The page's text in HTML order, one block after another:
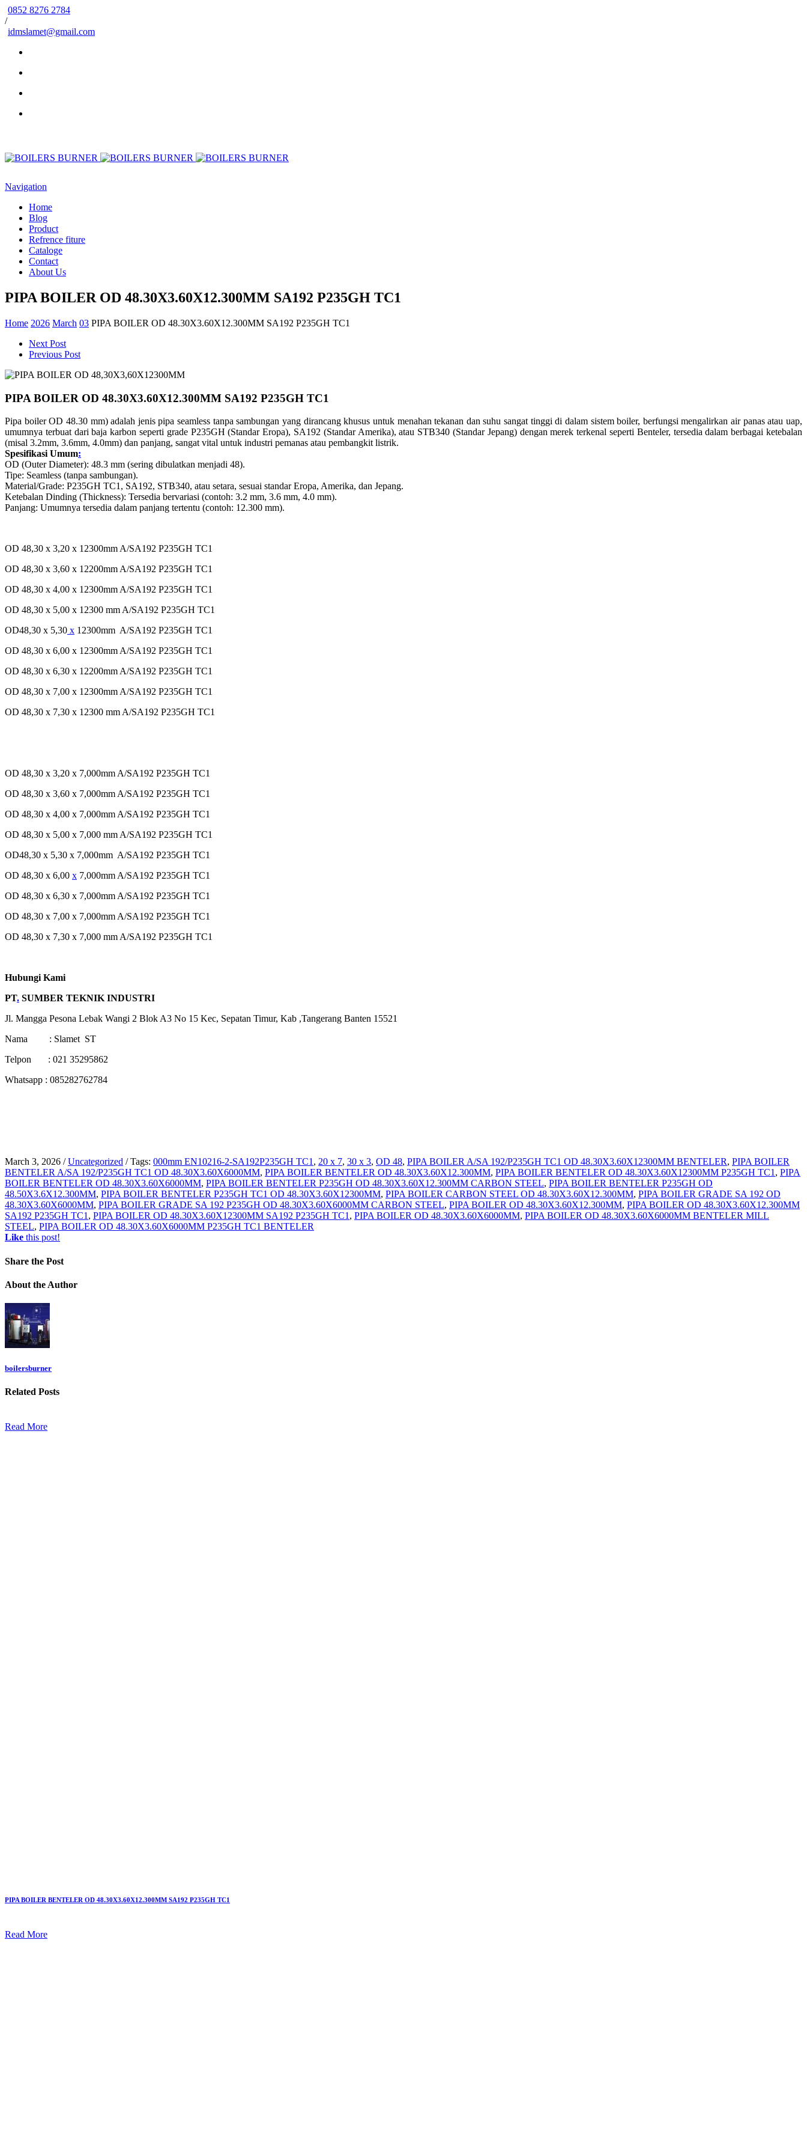
0852 8276 2784
/
idmslamet@gmail.com
Navigation
Home
Blog
Product
Refrence fiture
Cataloge
Contact
About Us
PIPA BOILER OD 48.30X3.60X12.300MM SA192 P235GH TC1
Home 2026 March 03 PIPA BOILER OD 48.30X3.60X12.300MM SA192 P235GH TC1
Next Post
Previous Post
PIPA BOILER OD 48.30X3.60X12.300MM SA192 P235GH TC1
Pipa boiler OD 48.30 mm) adalah jenis pipa seamless tanpa sambungan yang dirancang khusus untuk menahan tekanan dan suhu sangat tinggi di dalam sistem boiler, berfungsi mengalirkan air panas atau uap,
umumnya terbuat dari baja karbon seperti grade P235GH (Standar Eropa), SA192 (Standar Amerika), atau STB340 (Standar Jepang) dengan merek terkenal seperti Benteler, tersedia dalam berbagai ketebalan
(misal 3.2mm, 3.6mm, 4.0mm) dan panjang, sangat vital untuk industri pemanas atau pembangkit listrik.
Spesifikasi Umum:
OD (Outer Diameter): 48.3 mm (sering dibulatkan menjadi 48).
Tipe: Seamless (tanpa sambungan).
Material/Grade: P235GH TC1, SA192, STB340, atau setara, sesuai standar Eropa, Amerika, dan Jepang.
Ketebalan Dinding (Thickness): Tersedia bervariasi (contoh: 3.2 mm, 3.6 mm, 4.0 mm).
Panjang: Umumnya tersedia dalam panjang tertentu (contoh: 12.300 mm).
OD 48,30 x 3,20 x 12300mm A/SA192 P235GH TC1
OD 48,30 x 3,60 x 12200mm A/SA192 P235GH TC1
OD 48,30 x 4,00 x 12300mm A/SA192 P235GH TC1
OD 48,30 x 5,00 x 12300 mm A/SA192 P235GH TC1
OD48,30 x 5,30 x 12300mm A/SA192 P235GH TC1
OD 48,30 x 6,00 x 12300mm A/SA192 P235GH TC1
OD 48,30 x 6,30 x 12200mm A/SA192 P235GH TC1
OD 48,30 x 7,00 x 12300mm A/SA192 P235GH TC1
OD 48,30 x 7,30 x 12300 mm A/SA192 P235GH TC1
OD 48,30 x 3,20 x 7,000mm A/SA192 P235GH TC1
OD 48,30 x 3,60 x 7,000mm A/SA192 P235GH TC1
OD 48,30 x 4,00 x 7,000mm A/SA192 P235GH TC1
OD 48,30 x 5,00 x 7,000 mm A/SA192 P235GH TC1
OD48,30 x 5,30 x 7,000mm A/SA192 P235GH TC1
OD 48,30 x 6,00 x 7,000mm A/SA192 P235GH TC1
OD 48,30 x 6,30 x 7,000mm A/SA192 P235GH TC1
OD 48,30 x 7,00 x 7,000mm A/SA192 P235GH TC1
OD 48,30 x 7,30 x 7,000 mm A/SA192 P235GH TC1
Hubungi Kami
PT. SUMBER TEKNIK INDUSTRI
Jl. Mangga Pesona Lebak Wangi 2 Blok A3 No 15 Kec, Sepatan Timur, Kab ,Tangerang Banten 15521
Nama : Slamet ST
Telpon : 021 35295862
Whatsapp : 085282762784
March 3, 2026 / Uncategorized / Tags: 000mm EN10216-2-SA192P235GH TC1 , 20 x 7, 30 x 3, OD 48, PIPA BOILER A/SA 192/P235GH TC1 OD 48.30X3.60X12300MM BENTELER, PIPA BOILER
BENTELER A/SA 192/P235GH TC1 OD 48.30X3.60X6000MM, PIPA BOILER BENTELER OD 48.30X3.60X12.300MM, PIPA BOILER BENTELER OD 48.30X3.60X12300MM P235GH TC1 , PIPA
BOILER BENTELER OD 48.30X3.60X6000MM, PIPA BOILER BENTELER P235GH OD 48.30X3.60X12.300MM CARBON STEEL, PIPA BOILER BENTELER P235GH OD
48.50X3.6X12.300MM, PIPA BOILER BENTELER P235GH TC1 OD 48.30X3.60X12300MM, PIPA BOILER CARBON STEEL OD 48.30X3.60X12.300MM, PIPA BOILER GRADE SA 192 OD
48.30X3.60X6000MM, PIPA BOILER GRADE SA 192 P235GH OD 48.30X3.60X6000MM CARBON STEEL, PIPA BOILER OD 48.30X3.60X12.300MM, PIPA BOILER OD 48.30X3.60X12.300MM
SA192 P235GH TC1 , PIPA BOILER OD 48.30X3.60X12300MM SA192 P235GH TC1 , PIPA BOILER OD 48.30X3.60X6000MM, PIPA BOILER OD 48.30X3.60X6000MM BENTELER MILL
STEEL, PIPA BOILER OD 48.30X3.60X6000MM P235GH TC1 BENTELER
Like this post!
Share the Post
About the Author
boilersburner
Related Posts
Read More
PIPA BOILER BENTELER OD 48.30X3.60X12.300MM SA192 P235GH TC1
Read More